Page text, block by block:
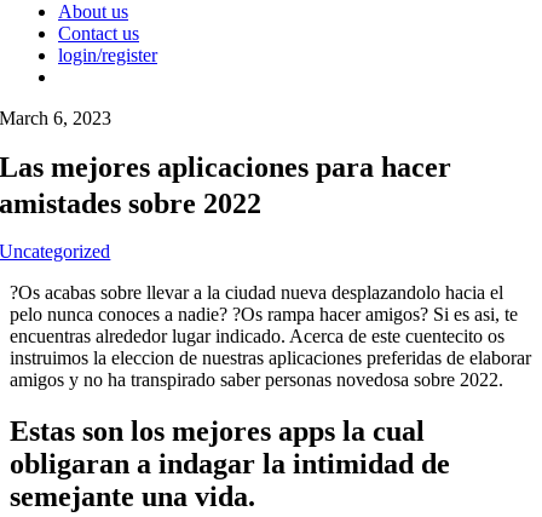
About us
Contact us
login/register
March 6, 2023
Las mejores aplicaciones para hacer
amistades sobre 2022
Uncategorized
?Os acabas sobre llevar a la ciudad nueva desplazandolo hacia el
pelo nunca conoces a nadie? ?Os rampa hacer amigos? Si es asi, te
encuentras alrededor lugar indicado. Acerca de este cuentecito os
instruimos la eleccion de nuestras aplicaciones preferidas de elaborar
amigos y no ha transpirado saber personas novedosa sobre 2022.
Estas son los mejores apps la cual
obligaran a indagar la intimidad de
semejante una vida.